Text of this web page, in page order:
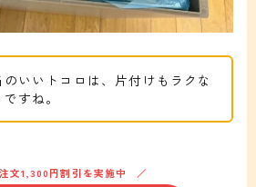
のいいトコロは、片付けもラクな
すね。
文1,300円割引を実施中